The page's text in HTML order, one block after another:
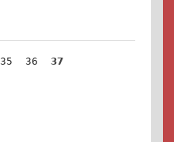
35 36 37